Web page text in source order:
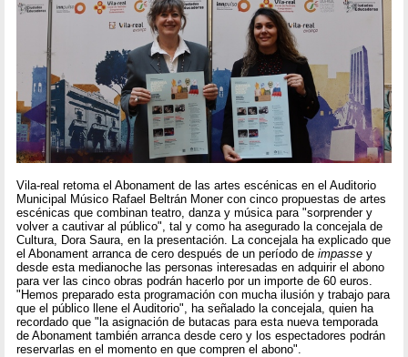
Vila-real retoma el Abonament de las artes escénicas en el Auditorio
Municipal Músico Rafael Beltrán Moner con cinco propuestas de artes
escénicas que combinan teatro, danza y música para "sorprender y
volver a cautivar al público", tal y como ha asegurado la concejala de
Cultura, Dora Saura, en la presentación. La concejala ha explicado que
el Abonament arranca de cero después de un período deimpasse y
desde esta medianoche las personas interesadas en adquirir el abono
para ver las cinco obras podrán hacerlo por un importe de 60 euros.
"Hemos preparado esta programación con mucha ilusión y trabajo para
que el público llene el Auditorio", ha señalado la concejala, quien ha
recordado que "la asignación de butacas para esta nueva temporada
de Abonament también arranca desde cero y los espectadores podrán
reservarlas en el momento en que compren el abono".